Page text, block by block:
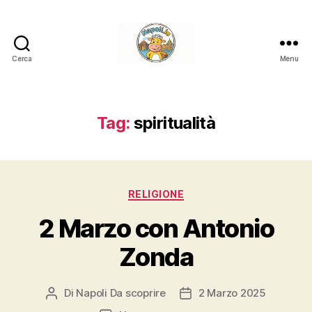
Cerca Menu
Tag: spiritualità
Categorie
RELIGIONE
2 Marzo con Antonio
Zonda
Autore
Di Napoli Da scoprire
Data
dell'articolo
2 Marzo 2025